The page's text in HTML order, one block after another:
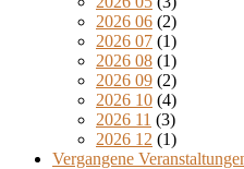
2026 06 (2)
2026 07 (1)
2026 08 (1)
2026 09 (2)
2026 10 (4)
2026 11 (3)
2026 12 (1)
Vergangene